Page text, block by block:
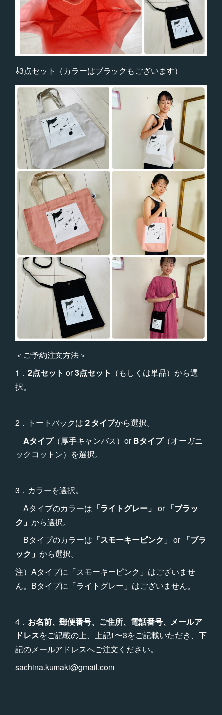
⇩3点セット（カラーはブラックもございます）
＜ご予約注文方法＞
1． 2点セット or3点セット （もしくは単品）から選
択。
2．トートバックは ２タイプから選択。
Aタイプ（厚手キャンバス）orBタイプ（オーガニ
ックコットン）を選択。
3．カラーを選択。
Aタイプのカラーは 「ライトグレー」 or 「ブラッ
ク」 から選択。
Bタイプのカラーは 「スモーキーピンク」 or 「ブラ
ック」 から選択。
注）Aタイプに「スモーキーピンク」はございませ
ん。Bタイプに「ライトグレー」はございません。
4． お名前、郵便番号、ご住所、電話番号、メールア
ドレスをご記載の上、上記1〜3をご記載いただき、下
記のメールアドレスへご注文ください。
sachina.kumaki@gmail.com